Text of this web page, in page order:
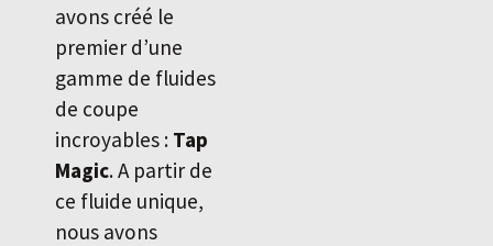
avons créé le
premier d’une
gamme de fluides
de coupe
incroyables : Tap
Magic. A partir de
ce fluide unique,
nous avons